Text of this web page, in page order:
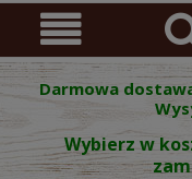
Darmowa
Wybierz w